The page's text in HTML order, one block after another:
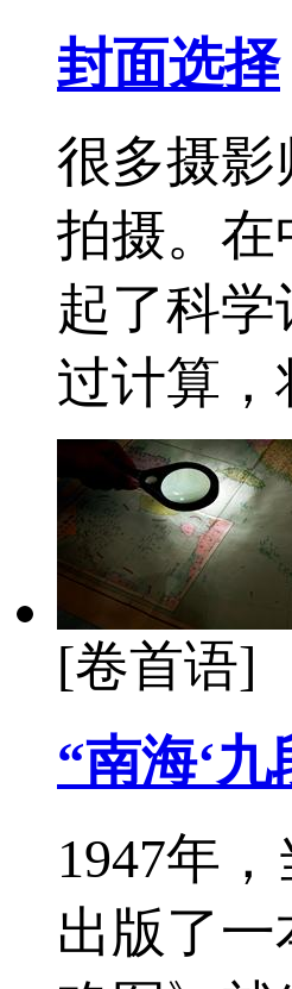
封面选择
很多摄影
拍摄。在
起了科
过计算
[卷首语]
“南海‘
1947年
出版了